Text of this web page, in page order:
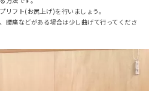
リフト(お尻上げ)を行いましょう。
腰痛などがある場合は少し曲げて行ってくださ